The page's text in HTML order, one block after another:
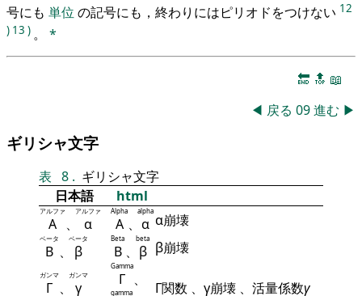
号にも 単位 の記号にも，終わりにはピリオドをつけない 12
) 13 ) 。 *
🔚 🔝 📖
◀ 戻る 09進む ▶
ギリシャ文字
表 8 . ギリシャ文字
日本語
html
Α
アルファ
、 α
アルファ
Α
Alpha
、 α
alpha
α崩壊
Β
ベータ
、 β
ベータ
Β
Beta
、 β
beta
β崩壊
Γ
ガンマ
、 γ
ガンマ Γ
Gamma
、
gamma Γ関数 、γ崩壊 、活量係数γ